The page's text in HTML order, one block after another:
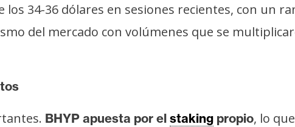
34-36 dólares en sesiones recientes, con un
del mercado con volúmenes que se
BHYP apuesta por el staking propio, lo